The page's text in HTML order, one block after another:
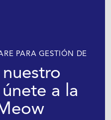
PARA GESTIÓN DE
a la